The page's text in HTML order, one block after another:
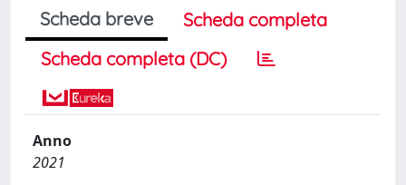
Scheda breve
Scheda completa
Scheda completa (DC)
Anno
2021